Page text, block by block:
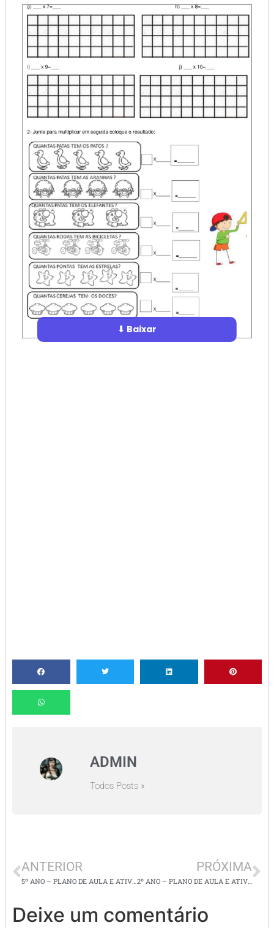
⬇ Baixar
ADMIN
Todos Posts »
ANTERIOR
5º ANO – PLANO DE AULA E ATIVDADES DE MATEMÁTICA – FRAÇÕES EQUIVALENTES
PRÓXIMA
2º ANO – PLANO DE AULA E ATIVIDADES DE MATEMÁTICA – OPERAÇÕES MATEMÁTICAS, DÚZIA, DOBRO, METADE.
Deixe um comentário